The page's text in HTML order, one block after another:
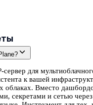
для
к вашей
облаках. Вместо
секретами и сетью